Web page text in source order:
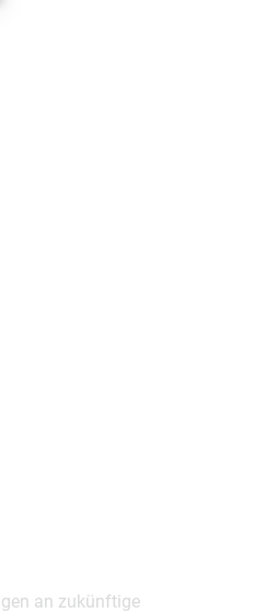
an zukünftige